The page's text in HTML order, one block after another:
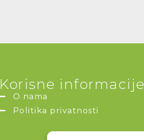
Korisne informacije
O nama
Politika privatnosti